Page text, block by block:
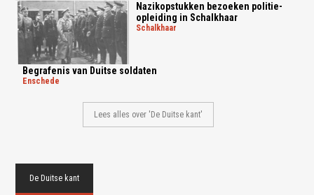
Nazikopstukken bezoeken politie-
opleiding in Schalkhaar
schalkhaar
Begrafenis van Duitse soldaten
enschede
Lees alles over 'De Duitse kant'
De Duitse kant